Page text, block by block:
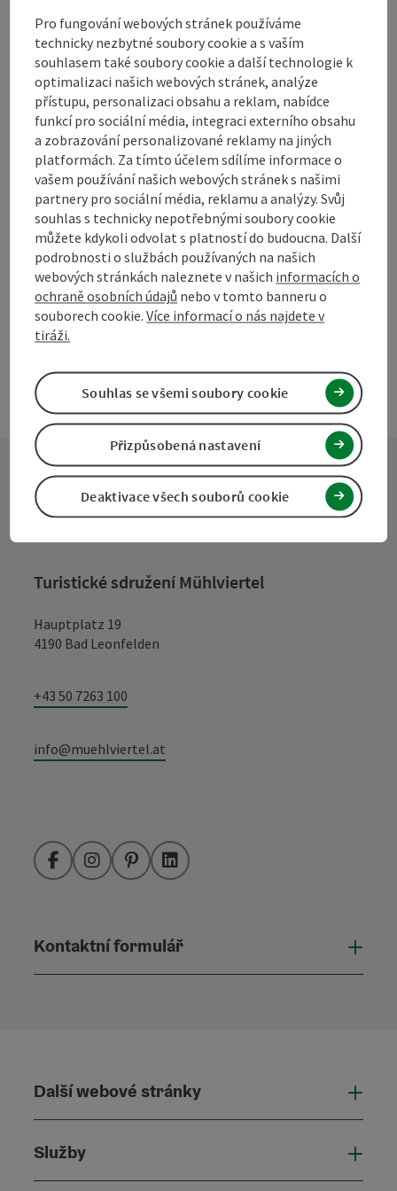
Bezbariérovost
Označit příspěvek
přejít na poznámky
Vytvořit PDF
Vytisknout
příspěvek
V okolí
powered by TOURDATA Navrhnout změnu
Kontakt
Turistické sdružení Mühlviertel
Hauptplatz 19
4190 Bad Leonfelden
+43 50 7263 100
info@muehlviertel.at
FacebookInstagramPinterestLinkedIn
Kontaktní formulář
Další webové stránky
Služby
Pro fungování webových stránek používáme
technicky nezbytné soubory cookie a s vaším
souhlasem také soubory cookie a další technologie k
optimalizaci našich webových stránek, analýze
přístupu, personalizaci obsahu a reklam, nabídce
funkcí pro sociální média, integraci externího obsahu
a zobrazování personalizované reklamy na jiných
platformách. Za tímto účelem sdílíme informace o
vašem používání našich webových stránek s našimi
partnery pro sociální média, reklamu a analýzy. Svůj
souhlas s technicky nepotřebnými soubory cookie
můžete kdykoli odvolat s platností do budoucna. Další
podrobnosti o službách používaných na našich
webových stránkách naleznete v našich informacích o
ochraně osobních údajů nebo v tomto banneru o
souborech cookie.Více informací o nás najdete v
tiráži.
Deaktivace všech souborů cookie
Přizpůsobená nastavení
Souhlas se všemi soubory cookie